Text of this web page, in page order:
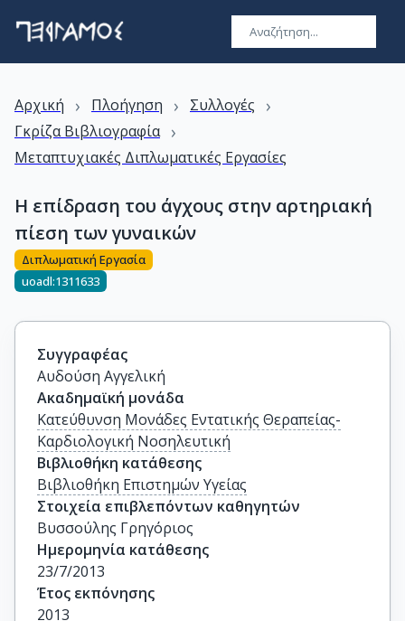
Αρχική › Πλοήγηση › Συλλογές ›
Γκρίζα Βιβλιογραφία ›
Μεταπτυχιακές Διπλωματικές Εργασίες
Η επίδραση του άγχους στην αρτηριακή
πίεση των γυναικών
Διπλωματική Εργασία
uoadl:1311633
Συγγραφέας
Αυδούση Αγγελική
Ακαδημαϊκή μονάδα
Κατεύθυνση Μονάδες Εντατικής Θεραπείας-
Καρδιολογική Νοσηλευτική
Βιβλιοθήκη κατάθεσης
Βιβλιοθήκη Επιστημών Υγείας
Στοιχεία επιβλεπόντων καθηγητών
Βυσσούλης Γρηγόριος
Ημερομηνία κατάθεσης
23/7/2013
Έτος εκπόνησης
2013